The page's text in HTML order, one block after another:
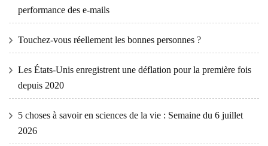
performance des e-mails
Touchez-vous réellement les bonnes personnes ?
Les États-Unis enregistrent une déflation pour la première fois
depuis 2020
5 choses à savoir en sciences de la vie : Semaine du 6 juillet
2026